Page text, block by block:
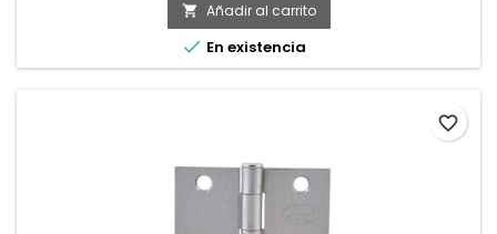
 Añadir al carrito
 En existencia
favorite_border